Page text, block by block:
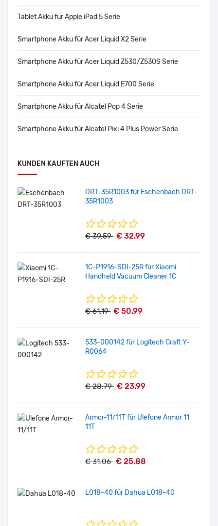
Tablet Akku für Apple iPad 5 Serie
Smartphone Akku für Acer Liquid X2 Serie
Smartphone Akku für Acer Liquid Z530/Z530S Serie
Smartphone Akku für Acer Liquid E700 Serie
Smartphone Akku für Alcatel Pop 4 Serie
Smartphone Akku für Alcatel Pixi 4 Plus Power Serie
KUNDEN KAUFTEN AUCH
DRT-35R1003 für Eschenbach DRT-
35R1003
€ 39.59 € 32.99
1C-P1916-SDI-25R für Xiaomi
Handheld Vacuum Cleaner 1C
€ 61.19 € 50.99
533-000142 für Logitech Craft Y-
R0064
€ 28.79 € 23.99
Armor-11/11T für Ulefone Armor 11
11T
€ 31.06 € 25.88
L018-40 für Dahua L018-40